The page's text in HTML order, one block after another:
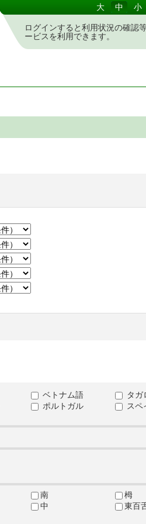
大 中 小
ログインすると利用状況の確認
ービスを利用できます。
ベトナム語
タガ
ポルトガル
スペ
南
栂
中
東百